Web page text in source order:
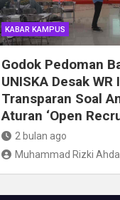
KABAR KAMPUS
Godok Pedoman
UNISKA Desak WR
Transparan Soal
Aturan ‘Open
2 bulan ago
Muhammad Rizki